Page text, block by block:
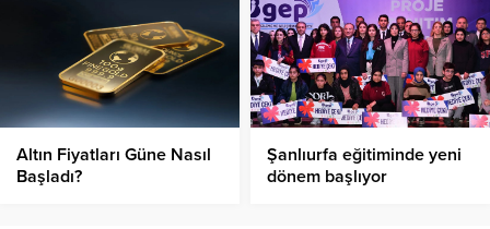
Altın Fiyatları Güne Nasıl
Başladı?
Şanlıurfa eğitiminde yeni
dönem başlıyor